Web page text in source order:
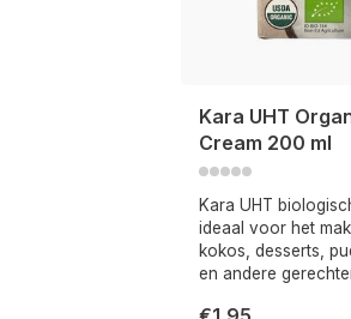
Kara UHT
Cream 200 ml
Kara UHT
ideaal voor het
kokos, desserts,
en andere